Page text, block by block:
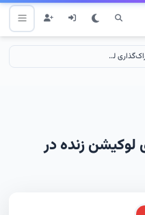
تلگرام + مزایا و نکات
زنده در